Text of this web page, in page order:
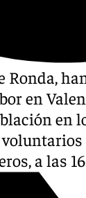
Ronda,
en
en
a las